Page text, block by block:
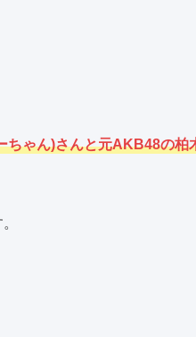
ゃん)さんと元AKB48の柏